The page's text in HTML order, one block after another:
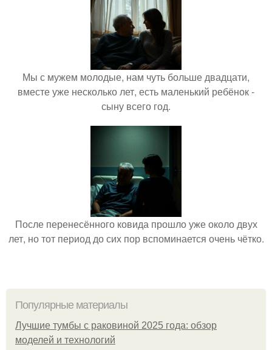
Мы с мужем молодые, нам чуть больше двадцати,
вместе уже несколько лет, есть маленький ребёнок -
сыну всего год.
После перенесённого ковида прошло уже около двух
лет, но тот период до сих пор вспоминается очень чётко.
Популярные материалы
Лучшие тумбы с раковиной 2025 года: обзор
моделей и технологий